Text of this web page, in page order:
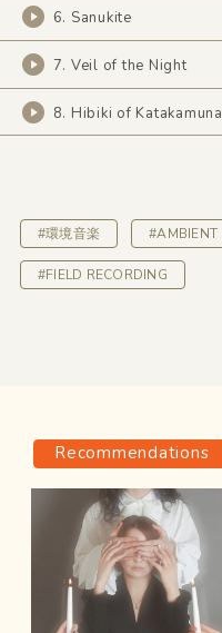
6. Sanukite
7. Veil of the Night
8. Hibiki of Katakamuna
#環境音楽 #AMBIENT
#FIELD RECORDING
Recommendations